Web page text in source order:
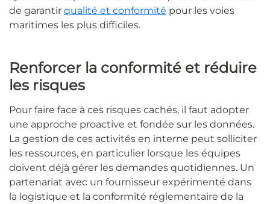
de garantir qualité et conformité pour les voies
maritimes les plus difficiles.
Renforcer la conformité et réduire
les risques
Pour faire face à ces risques cachés, il faut adopter
une approche proactive et fondée sur les données.
La gestion de ces activités en interne peut solliciter
les ressources, en particulier lorsque les équipes
doivent déjà gérer les demandes quotidiennes. Un
partenariat avec un fournisseur expérimenté dans
la logistique et la conformité réglementaire de la